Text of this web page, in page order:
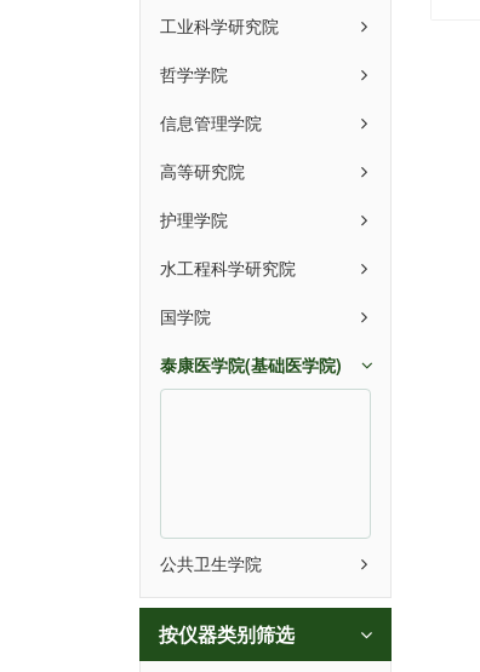
工业科学研究院
哲学学院
信息管理学院
高等研究院
护理学院
水工程科学研究院
国学院
泰康医学院(基础医学院)
公共卫生学院
按仪器类别筛选